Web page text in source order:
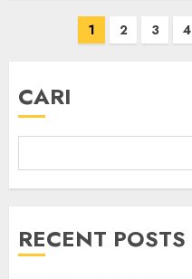
Paginasi1 2 3 4
CARI
RECENT POSTS